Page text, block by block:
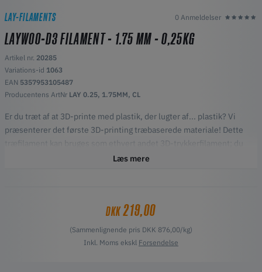
LAY-FILAMENTS 0 Anmeldelser
LAYWOO-D3 FILAMENT - 1.75 MM - 0,25KG
Artikel nr. 20285
Variations-id 1063
EAN 5357953105487
Producentens ArtNr LAY 0.25, 1.75MM, CL
Er du træt af at 3D-printe med plastik, der lugter af... plastik? Vi
præsenterer det første 3D-printing træbaserede materiale! Dette
træfilament kan bruges som ethvert andet 3D-trykkerfilament; du
skal bare lægge det i din 3D-printer og udskrive de objekter, du
Læs mere
DKK219,00
(Sammenlignende pris DKK 876,00/kg)
Inkl. Moms ekskl Forsendelse